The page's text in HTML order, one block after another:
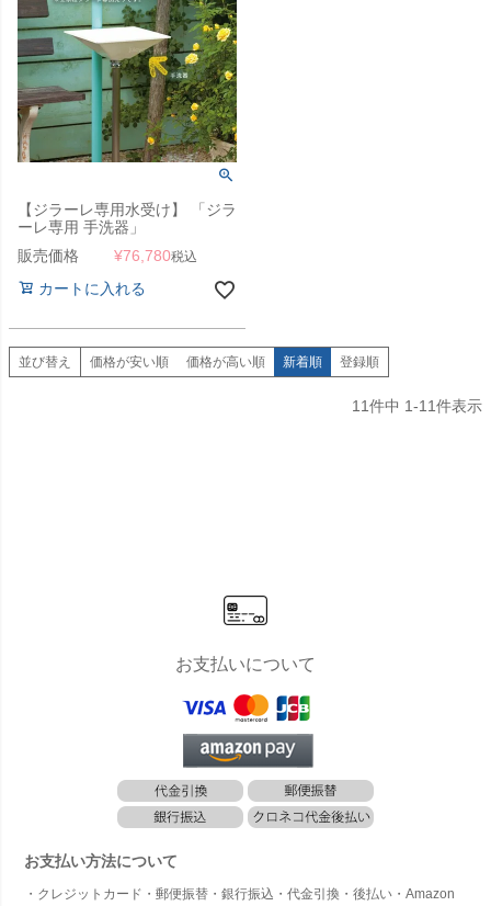
【ジラーレ専用水受け】 「ジラ
ーレ専用 手洗器」
販売価格
¥76,780税込
カートに入れる
並び替え 価格が安い順 価格が高い順 新着順 登録順
11件中 1-11件表示
お支払いについて
お支払い方法について
・クレジットカード・郵便振替・銀行振込・代金引換・後払い・Amazon